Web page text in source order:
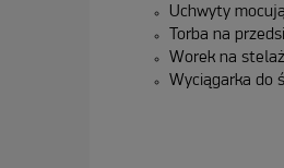
Uchwyty
Torba na
Worek na
Wyciągarka do